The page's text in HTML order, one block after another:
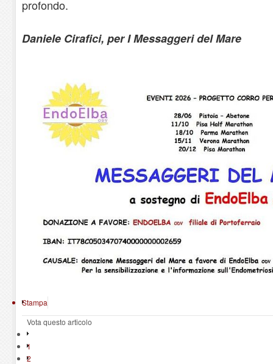
profondo.
Daniele Cirafici, per I Messaggeri del Mare
Stampa
Vota questo articolo
1
2